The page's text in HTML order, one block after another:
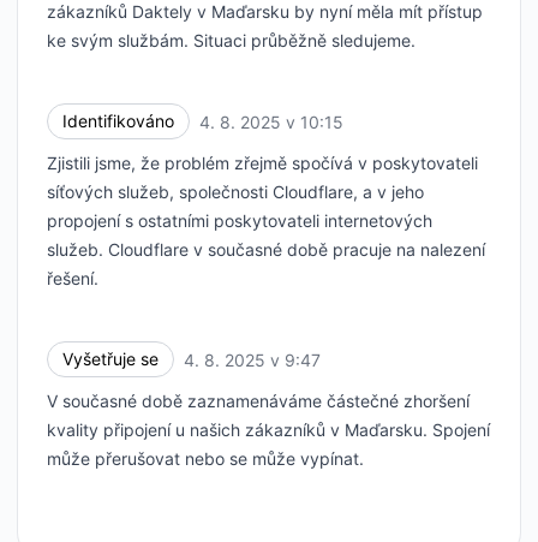
zákazníků Daktely v Maďarsku by nyní měla mít přístup
ke svým službám. Situaci průběžně sledujeme.
Identifikováno 4. 8. 2025 v 10:15
Zjistili jsme, že problém zřejmě spočívá v poskytovateli
síťových služeb, společnosti Cloudflare, a v jeho
propojení s ostatními poskytovateli internetových
služeb. Cloudflare v současné době pracuje na nalezení
řešení.
Vyšetřuje se 4. 8. 2025 v 9:47
V současné době zaznamenáváme částečné zhoršení
kvality připojení u našich zákazníků v Maďarsku. Spojení
může přerušovat nebo se může vypínat.